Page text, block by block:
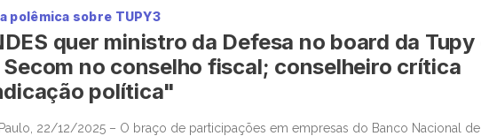
polêmica sobre TUPY3
quer ministro da Defesa no board da Tupy
Secom no conselho fiscal; conselheiro crítica
política"
22/12/2025 – O braço de participações em empresas do Banco Nacional de